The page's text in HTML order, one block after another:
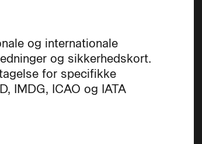
og internationale
og sikkerhedskort.
for specifikke
IMDG, ICAO og IATA